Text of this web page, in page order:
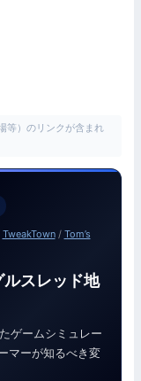
等）のリンクが含まれ
TweakTown/ Tom’s
スレッド地
ゲームシミュレー
マーが知るべき変